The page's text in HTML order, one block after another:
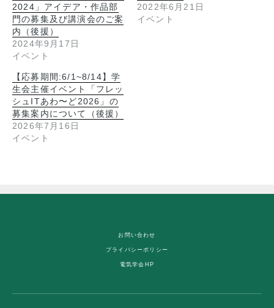
2024」アイデア・作品部
門の募集及び講演会のご案
内（後援）
2024年9月17日
イベント
2022年6月21日
イベント
【応募期間:6/1~8/14】学
生会主催イベント「フレッ
シュITあわ〜ど2026」の
募集案内について（後援）
2026年7月16日
イベント
お問い合わせ
プライバシーポリシー
電気学会HP